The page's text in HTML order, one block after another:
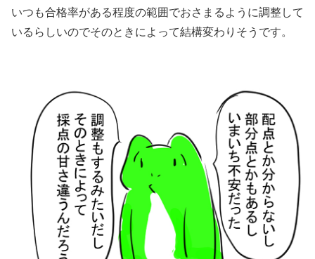
いつも合格率がある程度の範囲でおさまるように調整して
いるらしいのでそのときによって結構変わりそうです。